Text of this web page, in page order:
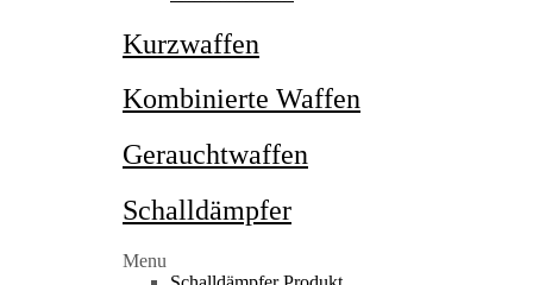
Kurzwaffen
Kombinierte Waffen
Gerauchtwaffen
Schalldämpfer
Menu